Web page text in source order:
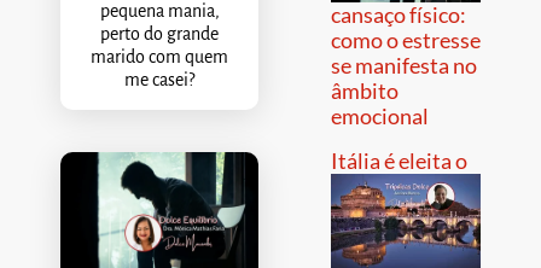
pequena mania,
perto do grande
marido com quem
me casei?
cansaço físico:
como o estresse
se manifesta no
âmbito
emocional
Itália é eleita o